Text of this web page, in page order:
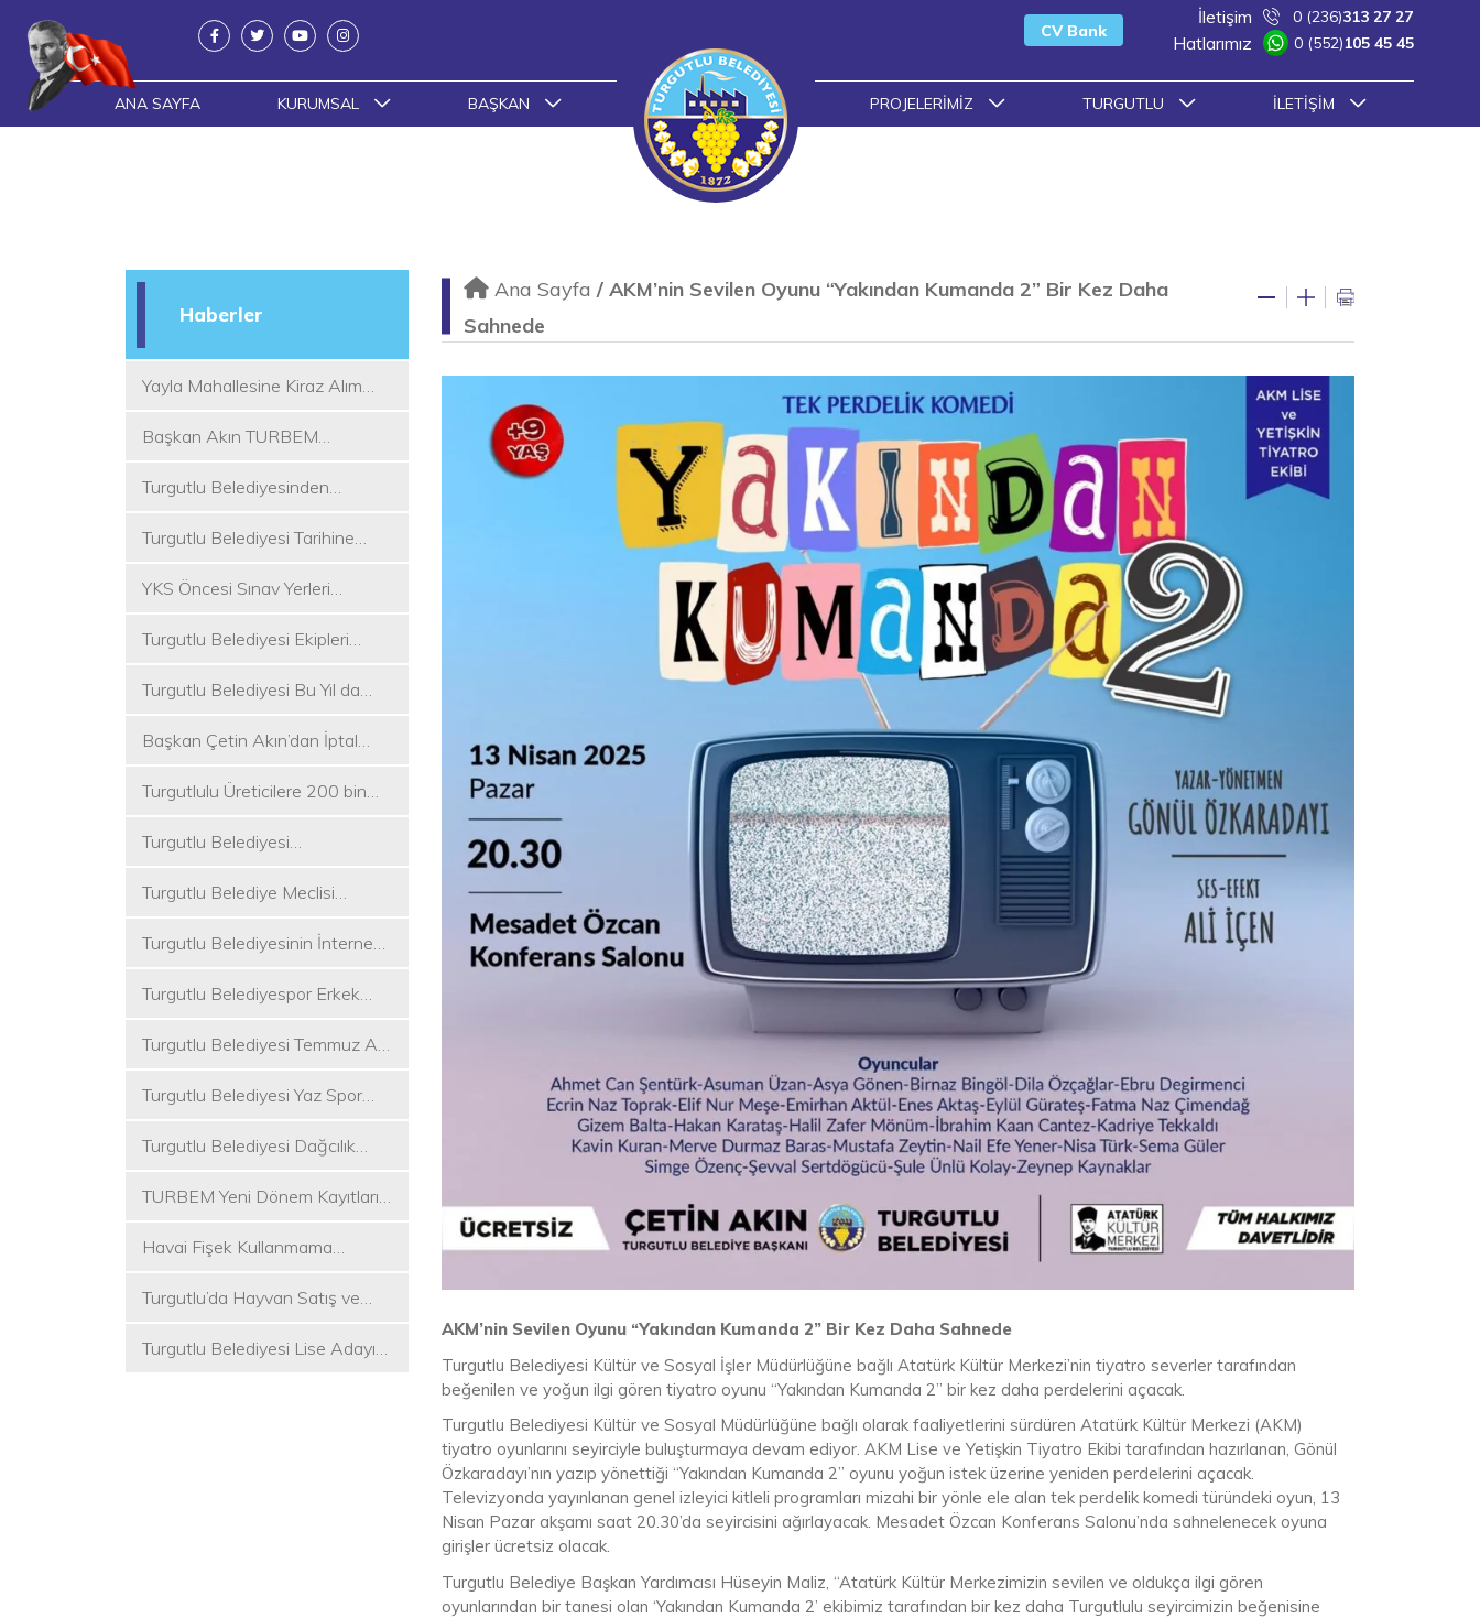
ANA SAYFA KURUMSAL BAŞKAN PROJELERIMIZ TURGUTLU İLETIŞIM
CV Bank
İletişim 0 (236)313 27 27
Hatlarımız 0 (552)105 45 45
Haberler
Yayla Mahallesine Kiraz Alım
Başkan Akın TURBEM
Turgutlu Belediyesinden
Mesai
Turgutlu Belediyesi Tarihine
YKS Öncesi Sınav Yerleri
Turgutlu Belediyesi Ekipleri
Hizmete Devam Ediyor
Turgutlu Belediyesi Bu Yıl da
Kuracak
Başkan Çetin Akın’dan İptal
Turgutlulu Üreticilere 200 bin
Turgutlu Belediyesi
Turgutlu Belediye Meclisi
Turgutlu Belediyesinin İnternet
Turgutlu Belediyespor Erkek
Turgutlu Belediyesi Temmuz Ayı
Turgutlu Belediyesi Yaz Spor
Turgutlu Belediyesi Dağcılık
Düzenledi
TURBEM Yeni Dönem Kayıtları
Havai Fişek Kullanmama
Akın Oldu
Turgutlu’da Hayvan Satış ve
Turgutlu Belediyesi Lise Adayı
Ana Sayfa / AKM’nin Sevilen Oyunu “Yakından Kumanda 2” Bir Kez Daha
Sahnede
AKM’nin Sevilen Oyunu “Yakından Kumanda 2” Bir Kez Daha Sahnede
Turgutlu Belediyesi Kültür ve Sosyal İşler Müdürlüğüne bağlı Atatürk Kültür Merkezi’nin tiyatro severler tarafından
beğenilen ve yoğun ilgi gören tiyatro oyunu “Yakından Kumanda 2” bir kez daha perdelerini açacak.
Turgutlu Belediyesi Kültür ve Sosyal Müdürlüğüne bağlı olarak faaliyetlerini sürdüren Atatürk Kültür Merkezi (AKM)
tiyatro oyunlarını seyirciyle buluşturmaya devam ediyor. AKM Lise ve Yetişkin Tiyatro Ekibi tarafından hazırlanan, Gönül
Özkaradayı’nın yazıp yönettiği “Yakından Kumanda 2” oyunu yoğun istek üzerine yeniden perdelerini açacak.
Televizyonda yayınlanan genel izleyici kitleli programları mizahi bir yönle ele alan tek perdelik komedi türündeki oyun, 13
Nisan Pazar akşamı saat 20.30’da seyircisini ağırlayacak. Mesadet Özcan Konferans Salonu’nda sahnelenecek oyuna
girişler ücretsiz olacak.
Turgutlu Belediye Başkan Yardımcısı Hüseyin Maliz, “Atatürk Kültür Merkezimizin sevilen ve oldukça ilgi gören
oyunlarından bir tanesi olan ‘Yakından Kumanda 2’ ekibimiz tarafından bir kez daha Turgutlulu seyircimizin beğenisine